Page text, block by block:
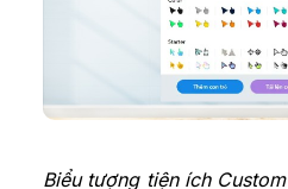
Biểu tượng tiện ích